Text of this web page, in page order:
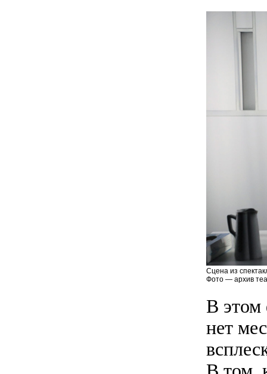
Сцена из
Фото — архив
В этом
нет